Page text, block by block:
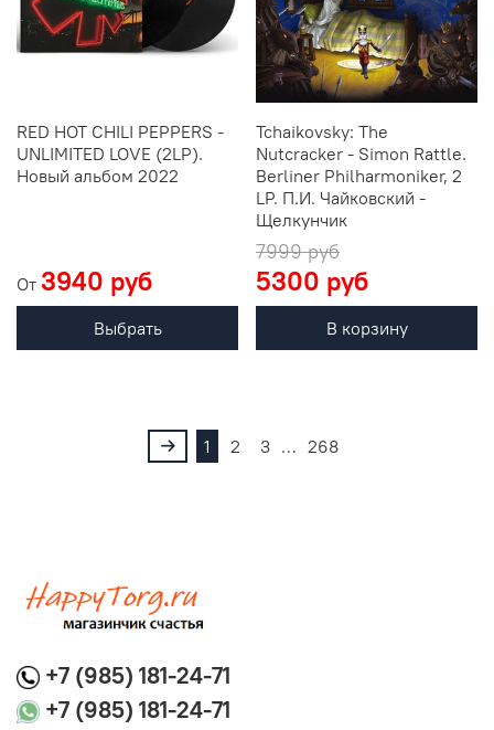
RED HOT CHILI PEPPERS -
UNLIMITED LOVE (2LP).
Новый альбом 2022
От 3940 руб
Выбрать
Tchaikovsky: The
Nutcracker - Simon Rattle.
Berliner Philharmoniker, 2
LP. П.И. Чайковский -
Щелкунчик
7999 руб
5300 руб
В корзину
1 2 3 … 268
+7 (985) 181-24-71
+7 (985) 181-24-71